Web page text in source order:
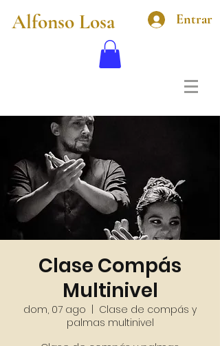
Alfonso Losa Entrar
Clase Compás
Multinivel
dom, 07 ago
  |
Clase de compás y
palmas multinivel